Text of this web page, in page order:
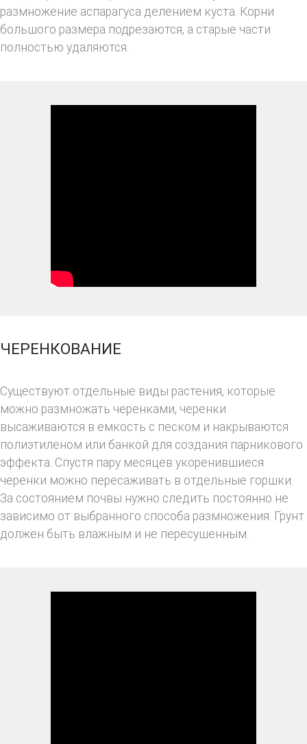
размножение аспарагуса делением куста. Корни
большого размера подрезаются, а старые части
полностью удаляются.
ЧЕРЕНКОВАНИЕ
Существуют отдельные виды растения, которые
можно размножать черенками, черенки
высаживаются в емкость с песком и накрываются
полиэтиленом или банкой для создания парникового
эффекта. Спустя пару месяцев укоренившиеся
черенки можно пересаживать в отдельные горшки.
За состоянием почвы нужно следить постоянно не
зависимо от выбранного способа размножения. Грунт
должен быть влажным и не пересушенным.